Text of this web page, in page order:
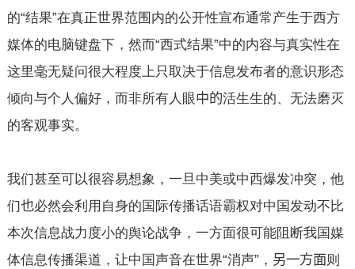
的“结果”在真正世界范围内的公开性宣布通常产生于西方
媒体的电脑键盘下，然而“西式结果”中的内容与真实性在
这里毫无疑问很大程度上只取决于信息发布者的意识形态
倾向与个人偏好，而非所有人眼中的活生生的、无法磨灭
的客观事实。
我们甚至可以很容易想象，一旦中美或中西爆发冲突，他
们也必然会利用自身的国际传播话语霸权对中国发动不比
本次信息战力度小的舆论战争，一方面很可能阻断我国媒
体信息传播渠道，让中国声音在世界“消声”， 另一方面则